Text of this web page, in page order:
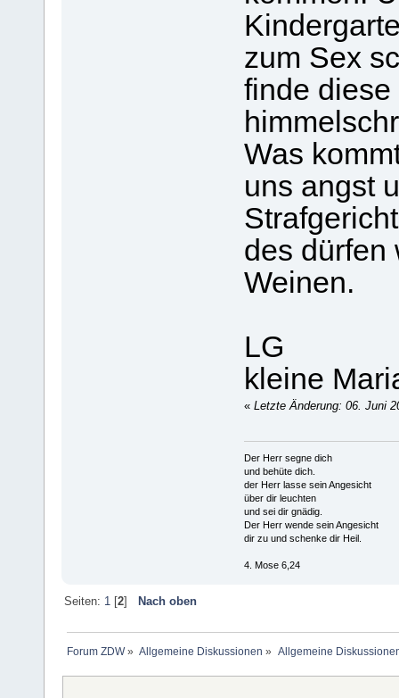
zum Sex
finde
Was
uns angst
des dürfen
Weinen.
LG
kleine
« Letzte Änderung: 06. Juni
Der Herr segne dich
und behüte dich.
der Herr lasse sein Angesicht
über dir leuchten
und sei dir gnädig.
Der Herr wende sein Angesicht
dir zu und schenke dir Heil.
4. Mose 6,24
Seiten: 1 [2] Nach oben
Forum ZDW» Allgemeine Diskussionen » Allgemeine